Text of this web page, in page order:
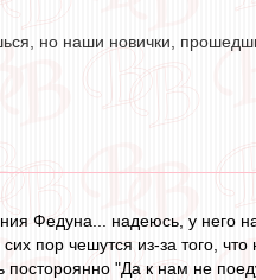
но наши новички,
Федуна... надеюсь, у него
пор чешутся из-за того,
постороянно "Да к нам не